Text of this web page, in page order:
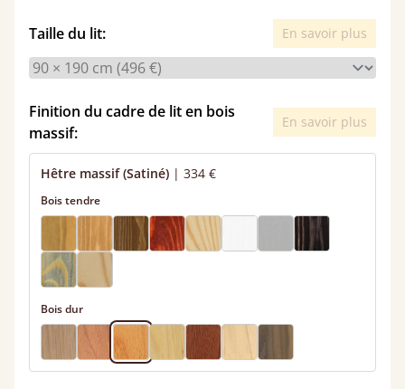
Taille du lit: En savoir plus
Finition du cadre de lit en bois
massif:
En savoir plus
Hêtre massif (Satiné) | 334 €
Bois tendre
Bois dur